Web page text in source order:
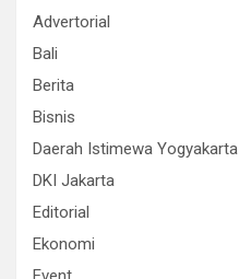
Advertorial
Bali
Berita
Bisnis
Daerah Istimewa Yogyakarta
DKI Jakarta
Editorial
Ekonomi